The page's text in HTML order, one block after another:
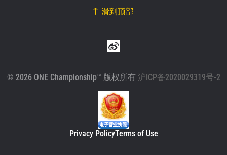
滑到顶部
© 2026 ONE Championship™ 版权所有 沪ICP备2020029319号-2
Privacy PolicyTerms of Use